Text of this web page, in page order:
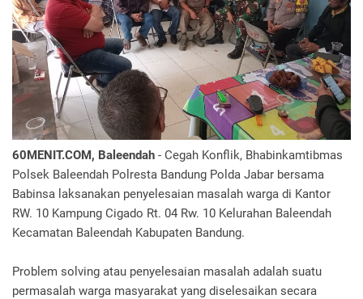
60MENIT.COM, Baleendah - Cegah Konflik, Bhabinkamtibmas
Polsek Baleendah Polresta Bandung Polda Jabar bersama
Babinsa laksanakan penyelesaian masalah warga di Kantor
RW. 10 Kampung Cigado Rt. 04 Rw. 10 Kelurahan Baleendah
Kecamatan Baleendah Kabupaten Bandung.
Problem solving atau penyelesaian masalah adalah suatu
permasalah warga masyarakat yang diselesaikan secara